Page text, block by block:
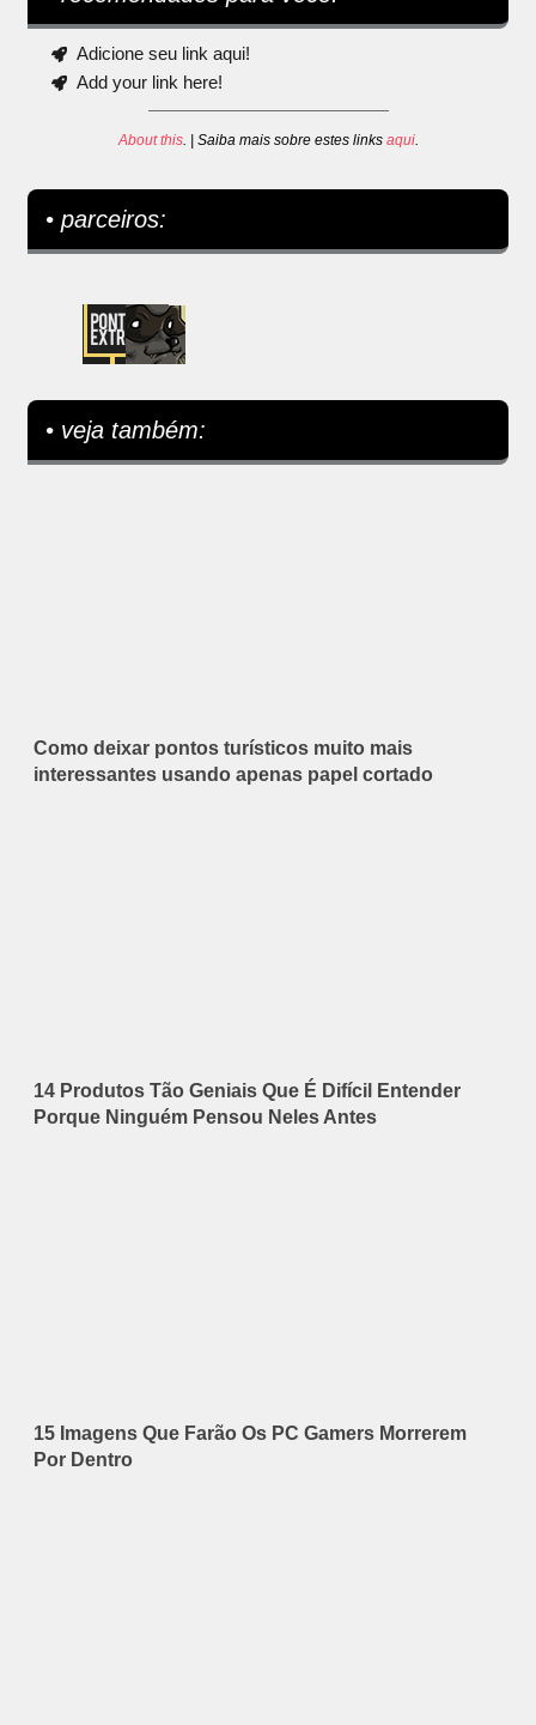
Adicione seu link aqui!
Add your link here!
About this. | Saiba mais sobre estes links aqui.
• parceiros:
• veja também:
Como deixar pontos turísticos muito mais
interessantes usando apenas papel cortado
14 Produtos Tão Geniais Que É Difícil Entender
Porque Ninguém Pensou Neles Antes
15 Imagens Que Farão Os PC Gamers Morrerem
Por Dentro